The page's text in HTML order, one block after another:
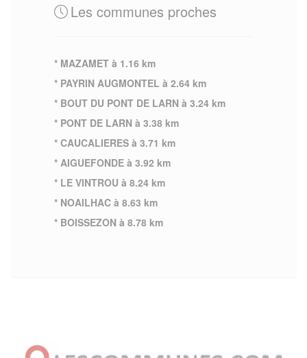
Les communes proches
* MAZAMET à 1.16 km
* PAYRIN AUGMONTEL à 2.64 km
* BOUT DU PONT DE LARN à 3.24 km
* PONT DE LARN à 3.38 km
* CAUCALIERES à 3.71 km
* AIGUEFONDE à 3.92 km
* LE VINTROU à 8.24 km
* NOAILHAC à 8.63 km
* BOISSEZON à 8.78 km